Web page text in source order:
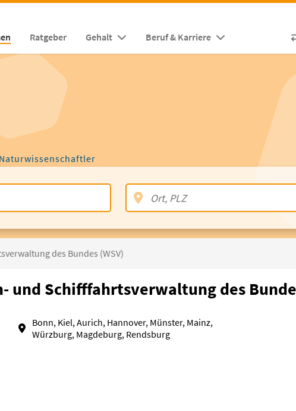
Ratgeber Gehalt Beruf & Karriere
des Bundes (WSV)
und Schifffahrtsverwaltung des
Bonn, Kiel, Aurich, Hannover, Münster, Mainz,
Würzburg, Magdeburg, Rendsburg